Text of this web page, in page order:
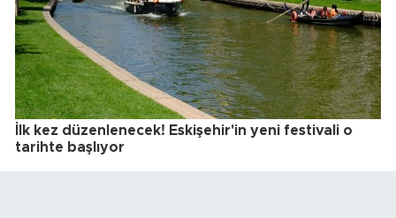
İlk kez düzenlenecek! Eskişehir'in yeni festivali o
tarihte başlıyor